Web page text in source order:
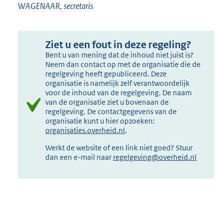
WAGENAAR, secretaris
Ziet u een fout in deze regeling?
Bent u van mening dat de inhoud niet juist is?
Neem dan contact op met de organisatie die de
regelgeving heeft gepubliceerd. Deze
organisatie is namelijk zelf verantwoordelijk
voor de inhoud van de regelgeving. De naam
van de organisatie ziet u bovenaan de
regelgeving. De contactgegevens van de
organisatie kunt u hier opzoeken:
organisaties.overheid.nl.
Werkt de website of een link niet goed? Stuur
dan een e-mail naar regelgeving@overheid.nl